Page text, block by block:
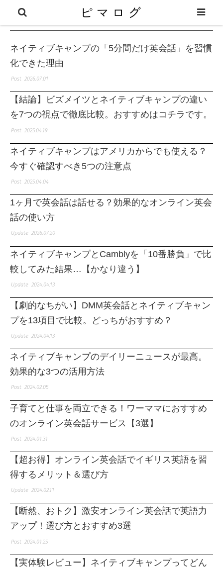
ネイティブキャンプ
ネイティブキャンプの「5分間だけ英会話」を習慣
化できた理由
2026.07.01
【結論】ビズメイツとネイティブキャンプの違い
を7つの視点で徹底比較。おすすめはコチラです。
2025.04.19
ネイティブキャンプはアメリカからでも使える？
今すぐ確認すべき5つの注意点
2025.04.04
1ヶ月で英会話は話せる？効果的なオンライン英会
話の使い方
2026.07.20
ネイティブキャンプとCamblyを「10番勝負」で比
較してみた結果…【かなり違う】
2024.04.13
【劇的なちがい】DMM英会話とネイティブキャン
プを13項目で比較。どっちがおすすめ？
2024.04.13
ネイティブキャンプのデイリーニュースが最高。
効果的な3つの活用方法
2024.02.05
子育てと仕事を両立できる！ワーママにおすすめ
のオンライン英会話サービス【3選】
2024.01.31
【超お得】オンライン英会話でイギリス英語を習
得するメリット＆選び方
2024.02.11
【断然、おトク】激安オンライン英会話で英語力
アップ！選び方とおすすめ3選
2024.01.25
【実体験レビュー】ネイティブキャンプってどん